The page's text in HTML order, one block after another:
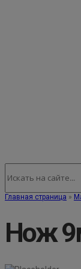
Главная страница »
Нож